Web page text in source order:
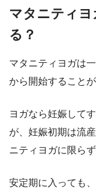
マタニティ
る？
マタニティヨガは
から開始することが
ヨガなら妊娠して
が、 妊娠初期は流
ニティヨガに限ら
安定期に入っても